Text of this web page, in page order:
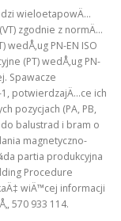
wieloetapowÄ…
zgodnie z normÄ…
wedÅ‚ug PN-EN ISO
(PT) wedÅ‚ug PN-
Spawacze
1, potwierdzajÄ…ce ich
pozycjach (PA, PB,
do balustrad i bram o
magnetyczno-
partia produkcyjna
Procedure
wiÄ™cej informacji
570 933 114.